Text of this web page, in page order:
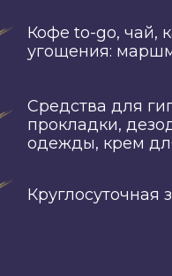
Кофе to-go, чай,
угощения:
Средства для
прокладки,
одежды, крем
Круглосуточная